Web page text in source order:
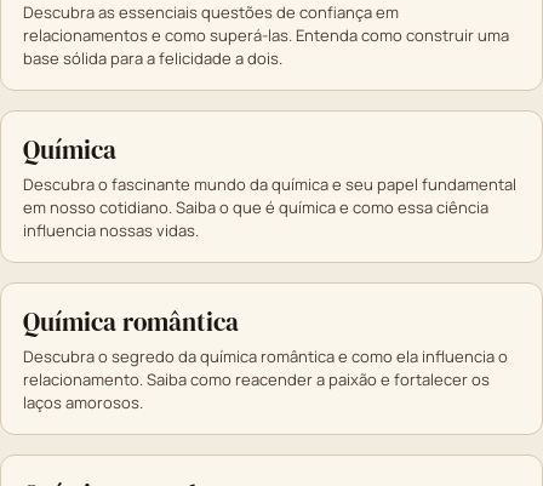
Descubra as essenciais questões de confiança em
relacionamentos e como superá-las. Entenda como construir uma
base sólida para a felicidade a dois.
Química
Descubra o fascinante mundo da química e seu papel fundamental
em nosso cotidiano. Saiba o que é química e como essa ciência
influencia nossas vidas.
Química romântica
Descubra o segredo da química romântica e como ela influencia o
relacionamento. Saiba como reacender a paixão e fortalecer os
laços amorosos.